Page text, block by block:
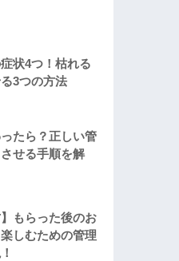
状4つ！枯れる
3つの方法
たら？正しい管
せる手順を解
】もらった後のお
しむための管理